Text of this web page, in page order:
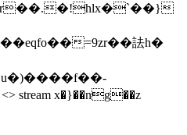
=9zr��詓h�